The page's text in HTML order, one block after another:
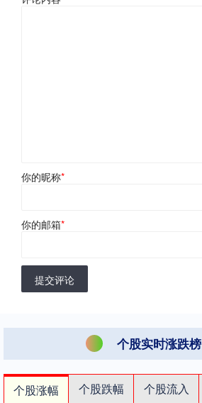
你的昵称*
你的邮箱*
提交评论
个股实时涨跌榜
个股涨幅 个股跌幅 个股流入